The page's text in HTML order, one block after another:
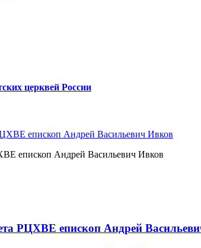
церквей России
епископ Андрей Васильевич Ивков
РЦХВЕ епископ Андрей